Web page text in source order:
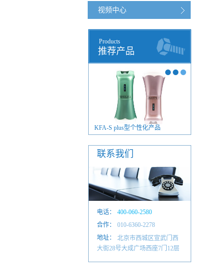
视频中心
推荐产品
Products
KFA-S plus型个性化产品
联系我们
电话：
400-060-2580
010-6601 4884
合作：
010-6360-2278
地址：
北京市西城区宣武门西
大街28号大成广场西座7门12层